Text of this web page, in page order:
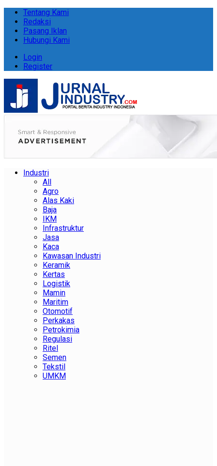
Tentang Kami
Redaksi
Pasang Iklan
Hubungi Kami
Login
Register
Industri
All
Agro
Alas Kaki
Baja
IKM
Infrastruktur
Jasa
Kaca
Kawasan Industri
Keramik
Kertas
Logistik
Mamin
Maritim
Otomotif
Perkakas
Petrokimia
Regulasi
Ritel
Semen
Tekstil
UMKM